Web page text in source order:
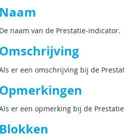
Naam
De naam van de Prestatie-indicator.
Omschrijving
er een omschrijving bij de
Opmerkingen
er een opmerking bij de
Blokken